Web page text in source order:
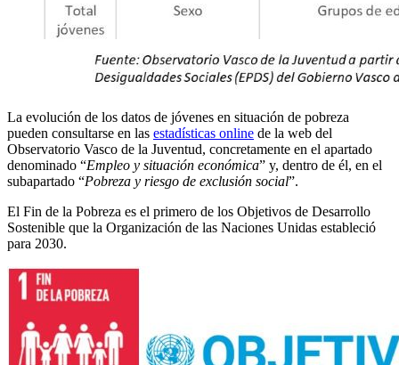
La evolución de los datos de jóvenes en situación de pobreza
pueden consultarse en las estadísticas online de la web del
Observatorio Vasco de la Juventud, concretamente en el apartado
denominado “Empleo y situación económica” y, dentro de él, en el
subapartado “Pobreza y riesgo de exclusión social”.
El Fin de la Pobreza es el primero de los Objetivos de Desarrollo
Sostenible que la Organización de las Naciones Unidas estableció
para 2030.